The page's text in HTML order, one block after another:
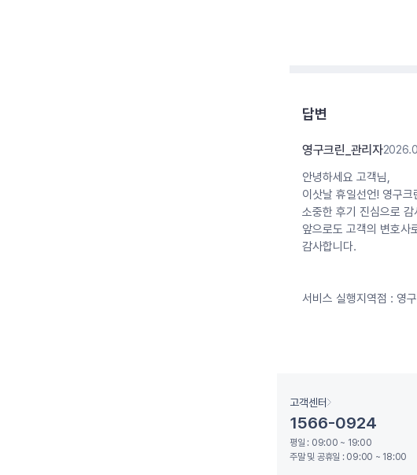
답변
영구크린_관리자
안녕하세요 고객님,
이삿날 휴일선언! 영구크
소중한 후기 진심으로 감
앞으로도 고객의 변호사
감사합니다.
서비스 실행지역점 : 영
고객센터
1566-0924
평일 : 09:00 ~ 19:00
주말 및 공휴일 : 09:00 ~ 18:00